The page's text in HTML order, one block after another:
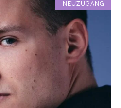
NEUZUGANG